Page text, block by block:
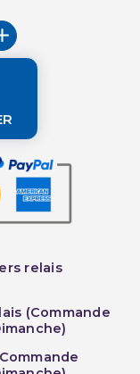
relais
(Commande